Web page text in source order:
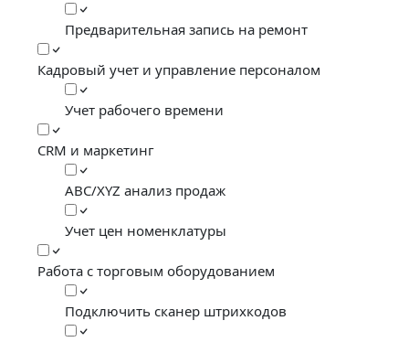
Предварительная запись на ремонт
Кадровый учет и управление персоналом
Учет рабочего времени
CRM и маркетинг
ABC/XYZ анализ продаж
Учет цен номенклатуры
Работа с торговым оборудованием
Подключить сканер штрихкодов